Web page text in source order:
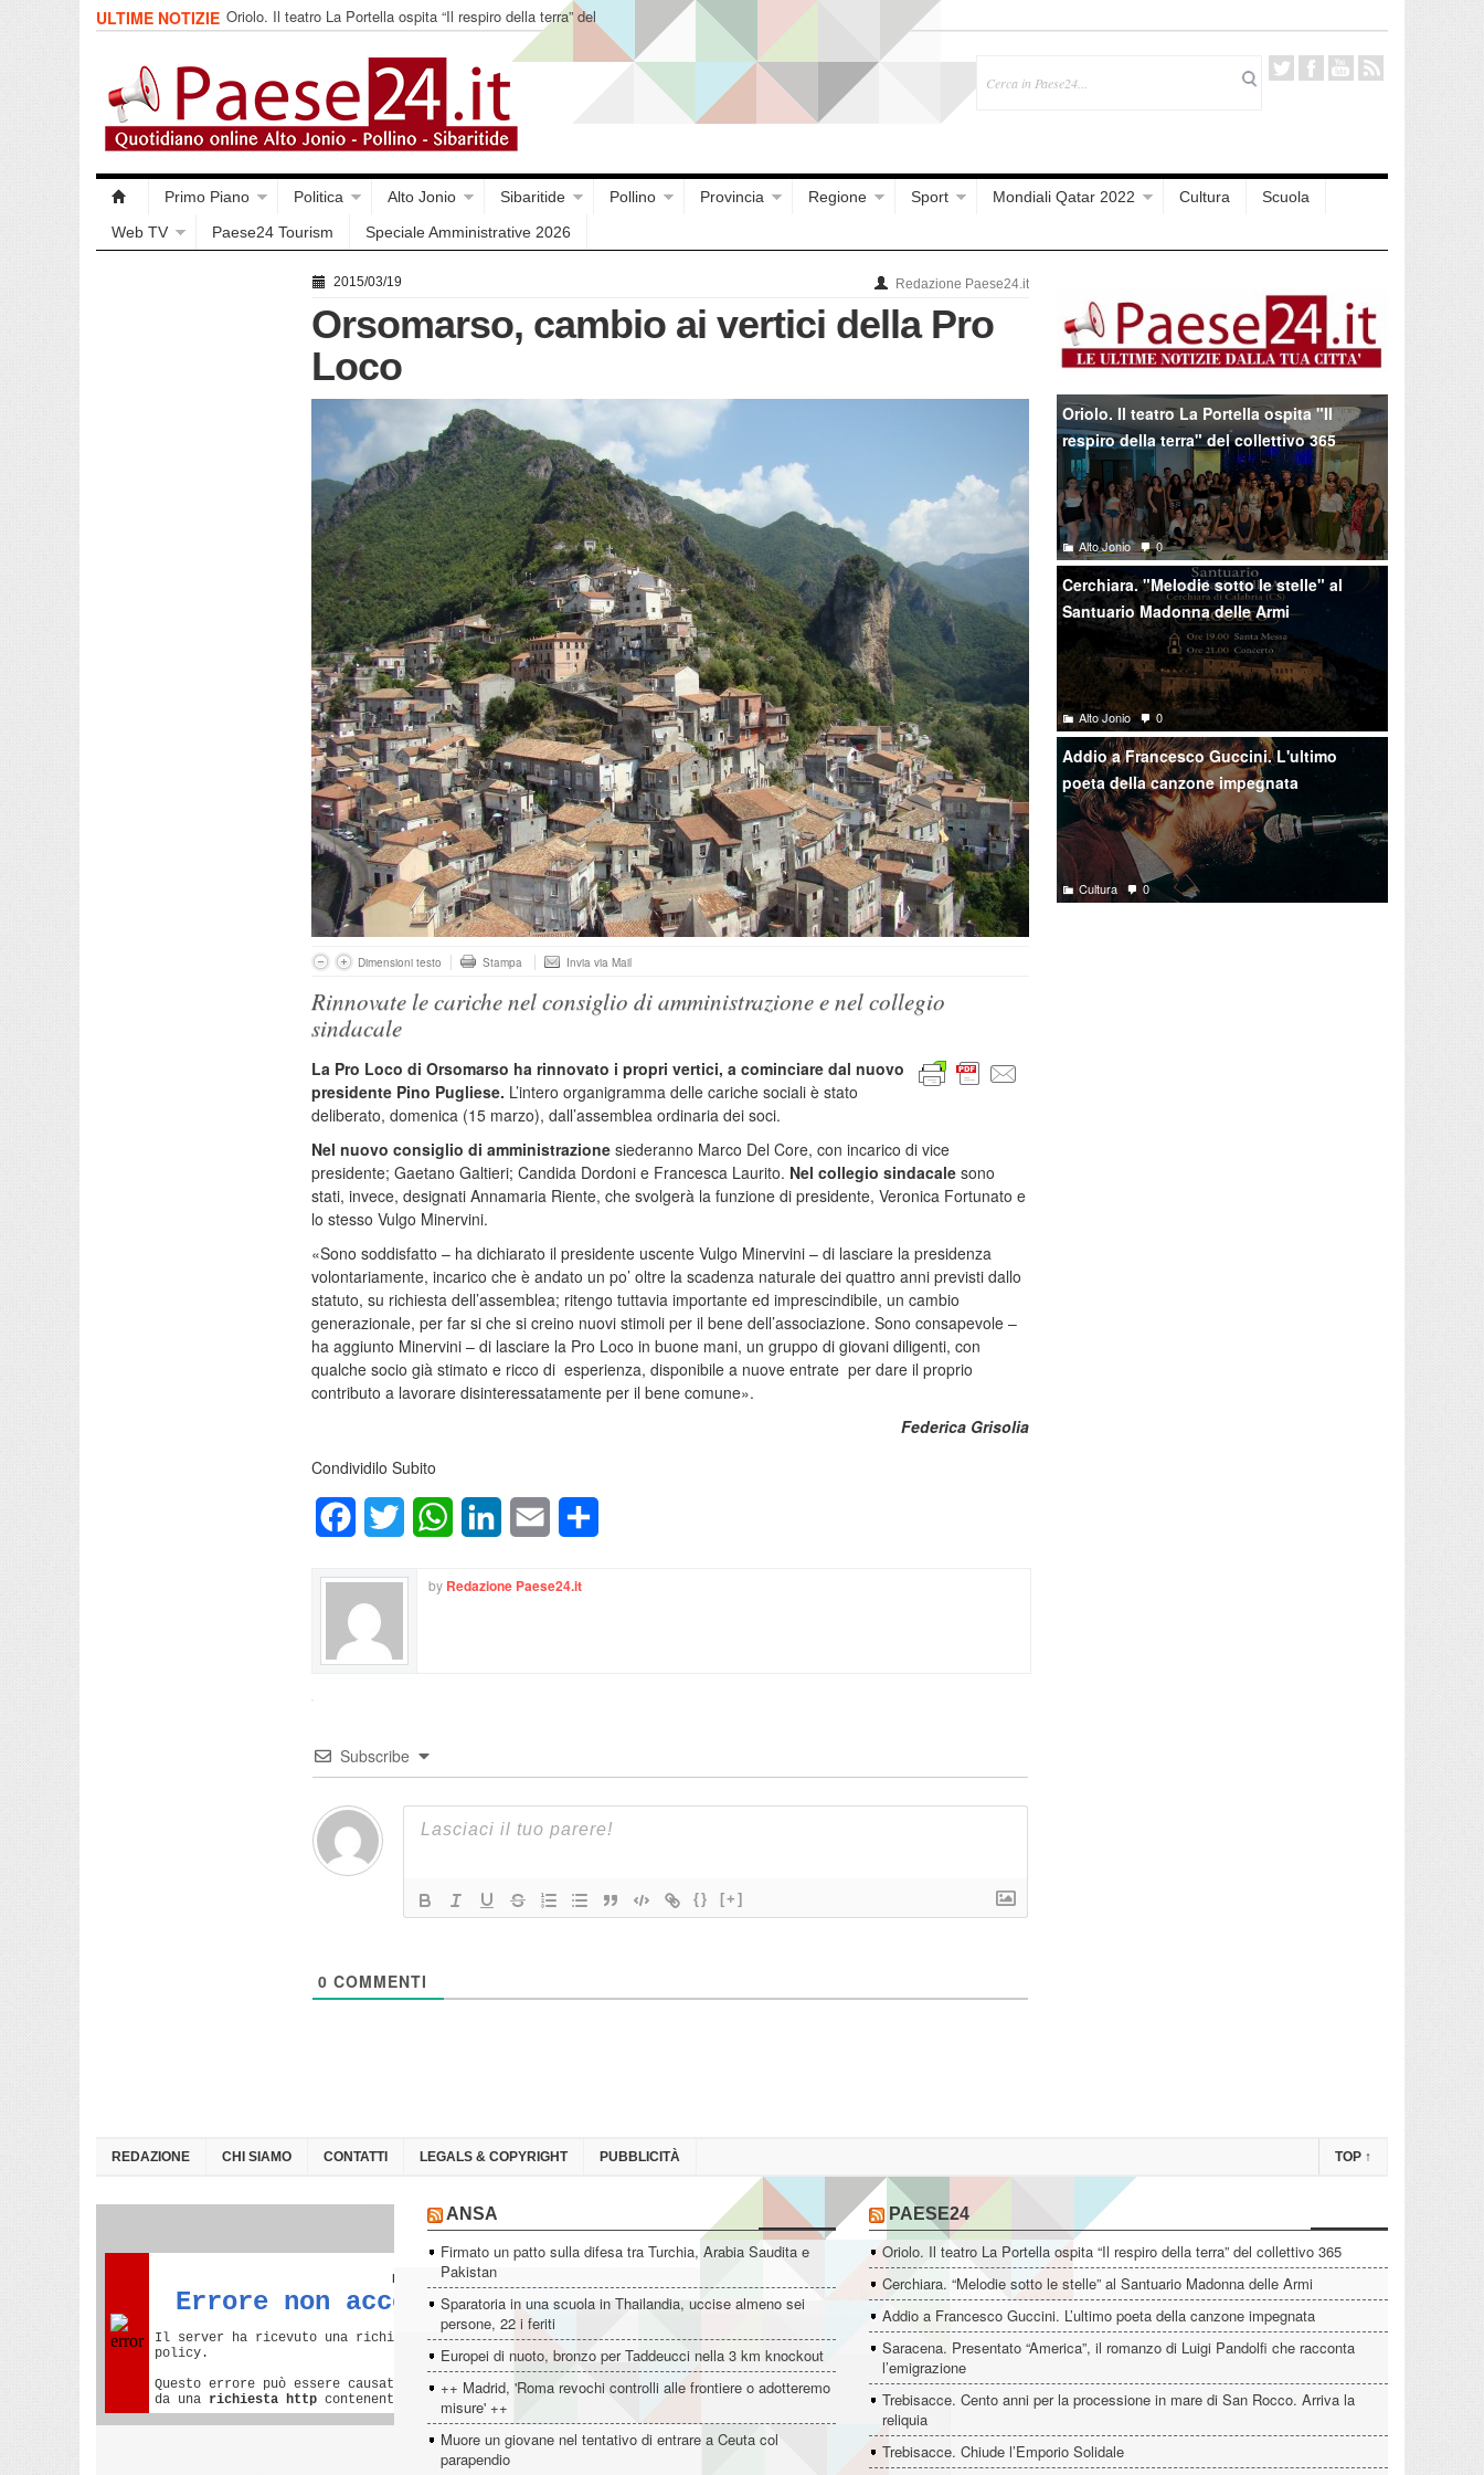
ULTIME NOTIZIE Oriolo. Il teatro La Portella ospita “Il respiro della terra” del
collettivo 365
Primo Piano Politica Alto Jonio Sibaritide Pollino Provincia Regione Sport Mondiali Qatar 2022 Cultura
Scuola
Web TV
Paese24 Tourism Speciale Amministrative 2026
2015/03/19 Redazione Paese24.it
Orsomarso, cambio ai vertici della Pro
Loco
Dimensioni testo Stampa Invia via Mail
Rinnovate le cariche nel consiglio di amministrazione e nel collegio
sindacale
La Pro Loco di Orsomarso ha rinnovato i propri vertici, a cominciare dal nuovo
presidente Pino Pugliese. L’intero organigramma delle cariche sociali è stato
deliberato, domenica (15 marzo), dall’assemblea ordinaria dei soci.
Nel nuovo consiglio di amministrazione siederanno Marco Del Core, con incarico di vice
presidente; Gaetano Galtieri; Candida Dordoni e Francesca Laurito. Nel collegio sindacale sono
stati, invece, designati Annamaria Riente, che svolgerà la funzione di presidente, Veronica Fortunato e
lo stesso Vulgo Minervini.
«Sono soddisfatto – ha dichiarato il presidente uscente Vulgo Minervini – di lasciare la presidenza
volontariamente, incarico che è andato un po’ oltre la scadenza naturale dei quattro anni previsti dallo
statuto, su richiesta dell’assemblea; ritengo tuttavia importante ed imprescindibile, un cambio
generazionale, per far si che si creino nuovi stimoli per il bene dell’associazione. Sono consapevole –
ha aggiunto Minervini – di lasciare la Pro Loco in buone mani, un gruppo di giovani diligenti, con
qualche socio già stimato e ricco di esperienza, disponibile a nuove entrate per dare il proprio
contributo a lavorare disinteressatamente per il bene comune».
Federica Grisolia
Condividilo Subito
FacebookTwitter WhatsAppLinkedInEmail
by Redazione Paese24.it
Subscribe
{} [+]
0 COMMENTI
Oriolo. Il teatro La Portella ospita "Il
respiro della terra" del collettivo 365
Alto Jonio 0
Cerchiara. "Melodie sotto le stelle" al
Santuario Madonna delle Armi
Alto Jonio 0
Addio a Francesco Guccini. L'ultimo
poeta della canzone impegnata
Cultura 0
REDAZIONE CHI SIAMO CONTATTI LEGALS & COPYRIGHT PUBBLICITÀ TOP ↑
ANSA
Firmato un patto sulla difesa tra Turchia, Arabia Saudita e
Pakistan
Sparatoria in una scuola in Thailandia, uccise almeno sei
persone, 22 i feriti
Europei di nuoto, bronzo per Taddeucci nella 3 km knockout
++ Madrid, 'Roma revochi controlli alle frontiere o adotteremo
misure' ++
Muore un giovane nel tentativo di entrare a Ceuta col
parapendio
PAESE24
Oriolo. Il teatro La Portella ospita “Il respiro della terra” del collettivo 365
Cerchiara. “Melodie sotto le stelle” al Santuario Madonna delle Armi
Addio a Francesco Guccini. L’ultimo poeta della canzone impegnata
Saracena. Presentato “America”, il romanzo di Luigi Pandolfi che racconta
l’emigrazione
Trebisacce. Cento anni per la processione in mare di San Rocco. Arriva la
reliquia
Trebisacce. Chiude l’Emporio Solidale